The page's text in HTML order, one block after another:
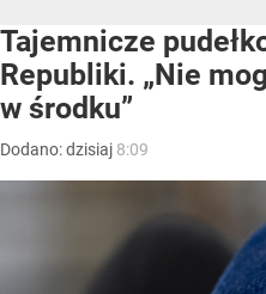
Tajemnicze
Republiki. „Nie
w środku”
Dodano:dzisiaj 8:09